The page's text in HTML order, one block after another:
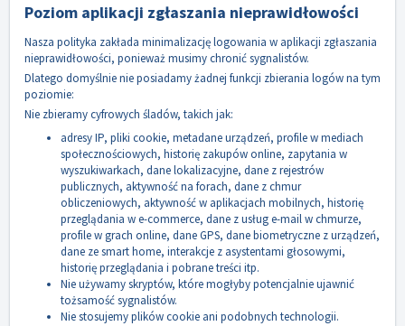
Poziom aplikacji zgłaszania nieprawidłowości
Nasza polityka zakłada minimalizację logowania w aplikacji zgłaszania
nieprawidłowości, ponieważ musimy chronić sygnalistów.
Dlatego domyślnie nie posiadamy żadnej funkcji zbierania logów na tym
poziomie:
Nie zbieramy cyfrowych śladów, takich jak:
adresy IP, pliki cookie, metadane urządzeń, profile w mediach
społecznościowych, historię zakupów online, zapytania w
wyszukiwarkach, dane lokalizacyjne, dane z rejestrów
publicznych, aktywność na forach, dane z chmur
obliczeniowych, aktywność w aplikacjach mobilnych, historię
przeglądania w e-commerce, dane z usług e-mail w chmurze,
profile w grach online, dane GPS, dane biometryczne z urządzeń,
dane ze smart home, interakcje z asystentami głosowymi,
historię przeglądania i pobrane treści itp.
Nie używamy skryptów, które mogłyby potencjalnie ujawnić
tożsamość sygnalistów.
Nie stosujemy plików cookie ani podobnych technologii.